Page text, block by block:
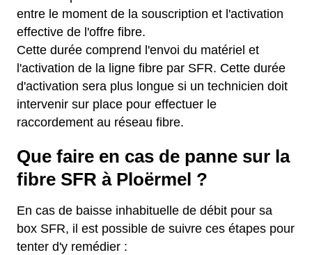
entre le moment de la souscription et l'activation
effective de l'offre fibre.
Cette durée comprend l'envoi du matériel et
l'activation de la ligne fibre par SFR. Cette durée
d'activation sera plus longue si un technicien doit
intervenir sur place pour effectuer le
raccordement au réseau fibre.
Que faire en cas de panne sur la
fibre SFR à Ploërmel ?
En cas de baisse inhabituelle de débit pour sa
box SFR, il est possible de suivre ces étapes pour
tenter d'y remédier :